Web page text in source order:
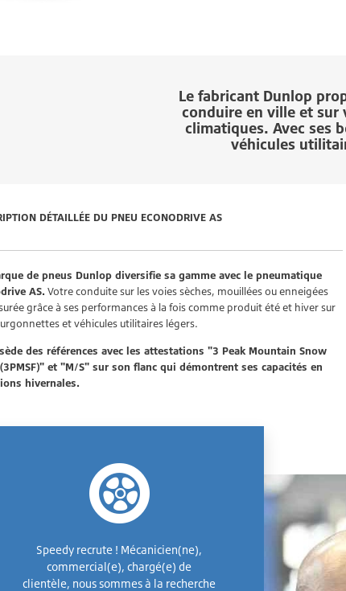
Le fabricant Dunlop
conduire en ville et sur
climatiques. Avec ses
véhicules
DÉTAILLÉE DU PNEU ECONODRIVE AS
de pneus Dunlop diversifie sa gamme avec le pneumatique
AS. Votre conduite sur les voies sèches, mouillées ou enneigées
grâce à ses performances à la fois comme produit été et hiver sur
et véhicules utilitaires légers.
des références avec les attestations "3 Peak Mountain Snow
et "M/S" sur son flanc qui démontrent ses capacités en
hivernales.
Speedy recrute ! Mécanicien(ne),
commercial(e), chargé(e) de
clientèle, nous sommes à la recherche